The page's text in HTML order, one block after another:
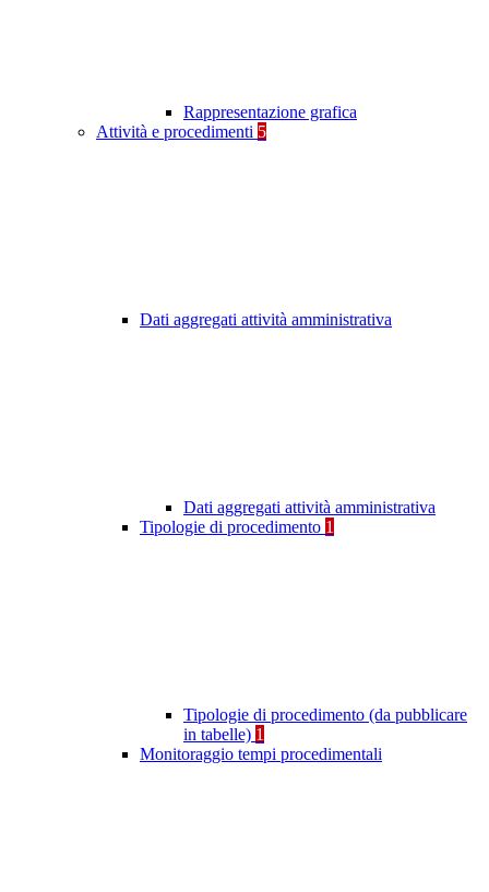
Rappresentazione grafica
Attività e procedimenti 5
Dati aggregati attività amministrativa
Dati aggregati attività amministrativa
Tipologie di procedimento 1
Tipologie di procedimento (da pubblicare
in tabelle) 1
Monitoraggio tempi procedimentali